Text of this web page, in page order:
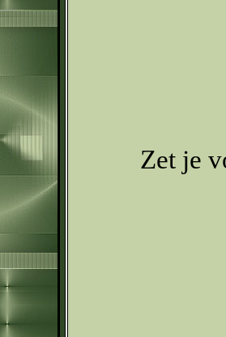
Zet je